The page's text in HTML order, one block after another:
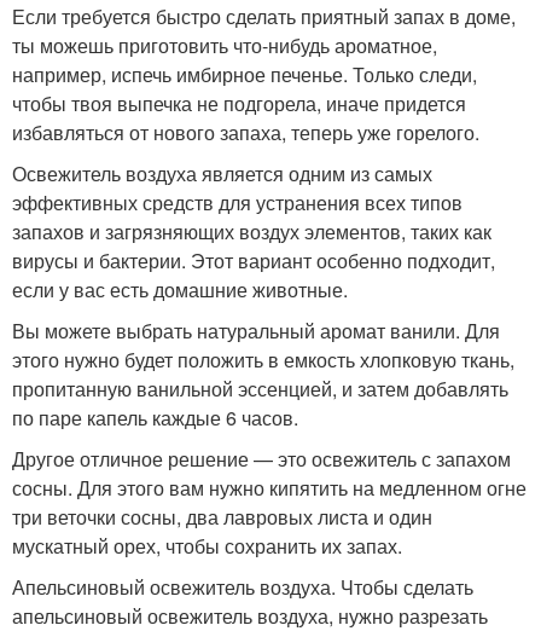
Если требуется быстро сделать приятный запах в доме,
ты можешь приготовить что-нибудь ароматное,
например, испечь имбирное печенье. Только следи,
чтобы твоя выпечка не подгорела, иначе придется
избавляться от нового запаха, теперь уже горелого.
Освежитель воздуха является одним из самых
эффективных средств для устранения всех типов
запахов и загрязняющих воздух элементов, таких как
вирусы и бактерии. Этот вариант особенно подходит,
если у вас есть домашние животные.
Вы можете выбрать натуральный аромат ванили. Для
этого нужно будет положить в емкость хлопковую ткань,
пропитанную ванильной эссенцией, и затем добавлять
по паре капель каждые 6 часов.
Другое отличное решение — это освежитель с запахом
сосны. Для этого вам нужно кипятить на медленном огне
три веточки сосны, два лавровых листа и один
мускатный орех, чтобы сохранить их запах.
Апельсиновый освежитель воздуха. Чтобы сделать
апельсиновый освежитель воздуха, нужно разрезать